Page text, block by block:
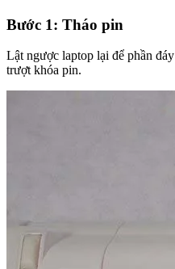
Bước 1: Tháo pin
Lật ngược laptop lại để phần
trượt khóa pin.